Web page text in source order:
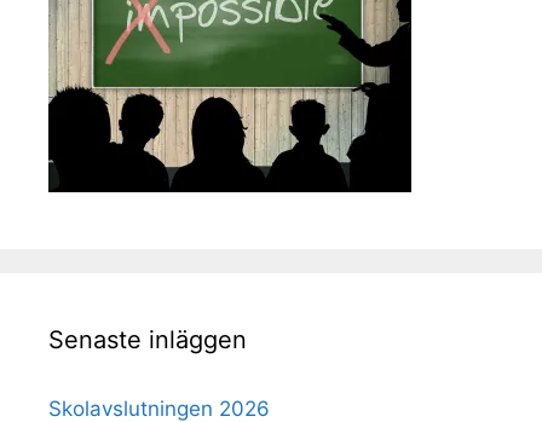
Senaste inläggen
Skolavslutningen 2026